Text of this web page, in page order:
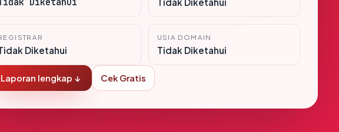
Diketahui
USIA DOMAIN
Tidak Diketahui
Laporan lengkap ↓ Cek Gratis